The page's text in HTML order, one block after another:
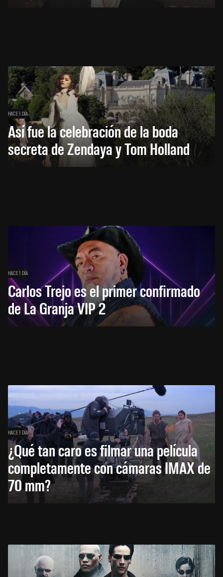
HACE 1 DÍA
Así fue la celebración de la boda
secreta de Zendaya y Tom Holland
HACE 1 DÍA
Carlos Trejo es el primer confirmado
de La Granja VIP 2
HACE 1 DÍA
¿Qué tan caro es filmar una película
completamente con cámaras IMAX de
70 mm?